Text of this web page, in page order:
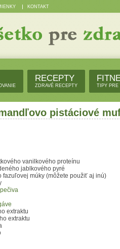
KONTAKT
RECEPTY
ZDRAVÉ RECEPTY TIPY PRE
pistáciové
vanilkového proteínu
jablkového pyré
fazuľovej múky (môžete použiť aj inú)
extraktu
extraktu